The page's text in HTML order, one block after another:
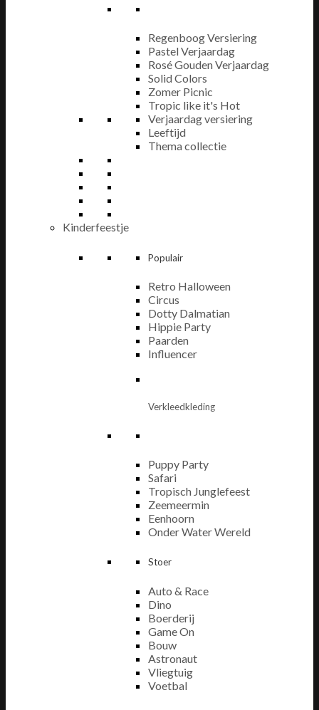
Regenboog Versiering
Pastel Verjaardag
Rosé Gouden Verjaardag
Solid Colors
Zomer Picnic
Tropic like it's Hot
Verjaardag versiering
Leeftijd
Thema collectie
Kinderfeestje
Populair
Retro Halloween
Circus
Dotty Dalmatian
Hippie Party
Paarden
Influencer
Verkleedkleding
Puppy Party
Safari
Tropisch Junglefeest
Zeemeermin
Eenhoorn
Onder Water Wereld
Stoer
Auto & Race
Dino
Boerderij
Game On
Bouw
Astronaut
Vliegtuig
Voetbal